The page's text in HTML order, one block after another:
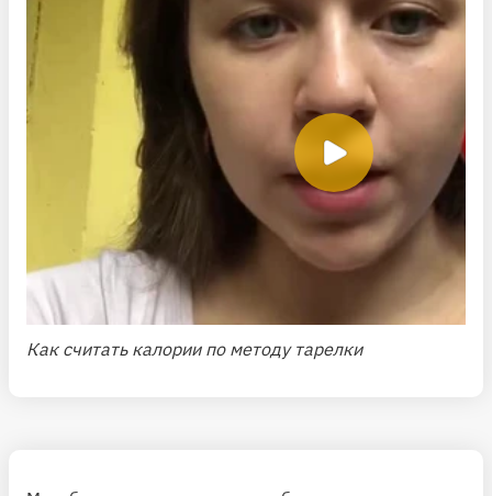
Как считать калории по методу тарелки